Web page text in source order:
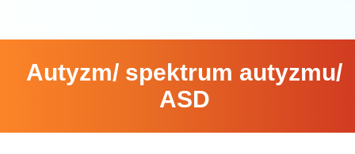
Autyzm/ spektrum autyzmu/
ASD